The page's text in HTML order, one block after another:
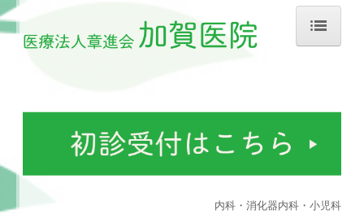
診療のご案内
内科・消化器内科・小児科